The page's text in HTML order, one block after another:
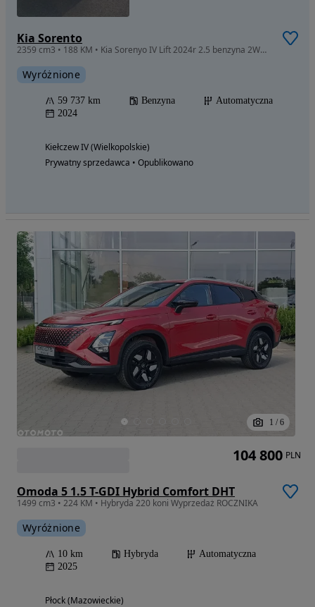
Kia Sorento
2359 cm3 • 188 KM • Kia Sorenyo IV Lift 2024r 2.5 benzyna 2WD 7 osob
Wyróżnione
59 737 km Benzyna
Automatyczna
2024
Kiełczew IV (Wielkopolskie)
Prywatny sprzedawca • Opublikowano
1 / 6
Omoda 5 1.5 T-GDI Hybrid Comfort DHT
1499 cm3 • 224 KM • Hybryda 220 koni Wyprzedaż ROCZNIKA
Wyróżnione
10 km Hybryda
Automatyczna
2025
Płock (Mazowieckie)
104 800 PLN